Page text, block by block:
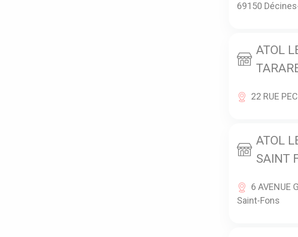
69150
ATOL
22 RUE
ATOL
SAINT
6 AVENUE
Saint-Fons